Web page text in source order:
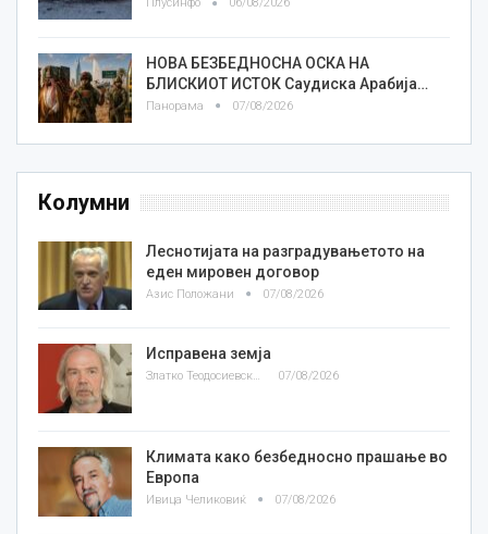
Плусинфо 06/08/2026
НОВА БЕЗБЕДНОСНА ОСКА НА
БЛИСКИОТ ИСТОК Саудиска Арабија…
Панорама 07/08/2026
Колумни
Леснотијата на разградувањетото на
еден мировен договор
Азис Положани 07/08/2026
Исправена земја
Златко Теодосиевски 07/08/2026
Климата како безбедносно прашање во
Европа
Ивица Челиковиќ 07/08/2026